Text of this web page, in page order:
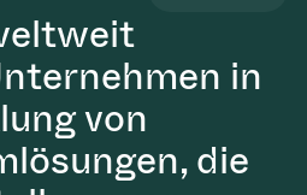
in
von
die